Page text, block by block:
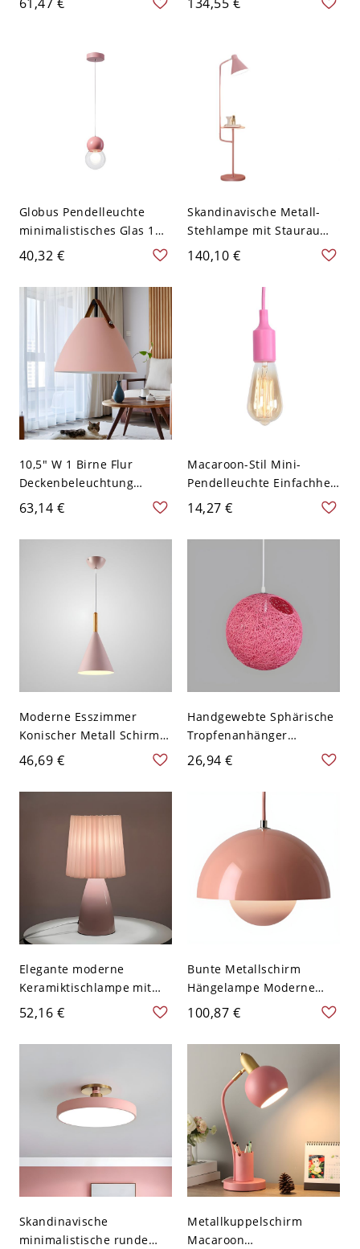
Deckenleuchte - 31,75 cm
Rosa 1
Globus Pendelleuchte
minimalistisches Glas 1
Kopf
Deckenabhängungslampe
für Esszimmer - 110V-
120V Rosa
40,32 €
Skandinavische Metall-
Stehlampe mit Stauraum,
konischem Schirm und
Fußschalter - Rosa 110V-
140,10 €
10,5" W 1 Birne Flur
Deckenbeleuchtung
Modernes Rosa Hängende
Pendelleuchte mit
Carillon Aluminium
63,14 €
Macaroon-Stil Mini-
Pendelleuchte Einfachheit
Einzelbirne Bunte
Treppen Hängelicht -
110V-120V Rosa
14,27 €
Moderne Esszimmer
Konischer Metall Schirm
Pendelleuchte Holz Detail
Macaron Farbe 1-Kopf
Pendellampe - 110V-120V
46,69 €
Handgewebte Sphärische
Tropfenanhänger
Nordischer Rattan 1-Licht
Restaurant
Deckenabhängungslampe
- 110V-120V Rosa
26,94 €
Elegante moderne
Keramiktischlampe mit
plissiertem Stoffschirm
und Kippschalter für den
Wohnbereich - 110V-120V
52,16 €
Bunte Metallschirm
Hängelampe Moderne
Pendelleuchte für
Wohnzimmer - 110V-120V
Rosa 25,4 cm
100,87 €
Skandinavische
minimalistische runde
Metallkuppelschirm
Macaroon